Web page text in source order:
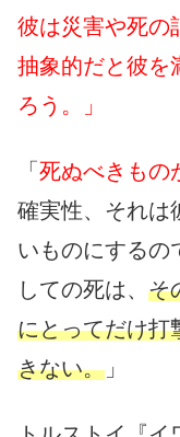
彼は災害や死の
抽象的だと彼を
ろう。」
「 死ぬべきもの
確実性、それは
いものにするの
しての死は、 そ
にとってだけ打
きない。 」